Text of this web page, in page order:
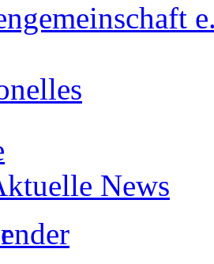
News